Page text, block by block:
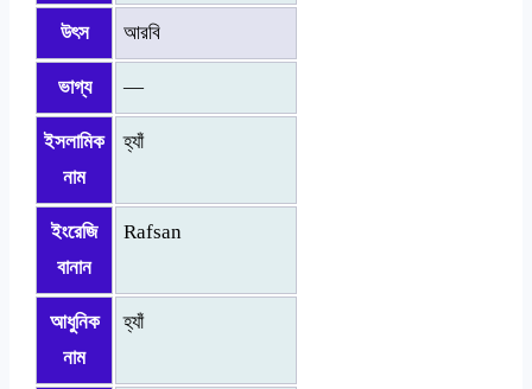
উৎস আরবি
ভাগ্য —
ইসলামিক
নাম
হ্যাঁ
ইংরেজি
বানান
Rafsan
আধুনিক
নাম
হ্যাঁ